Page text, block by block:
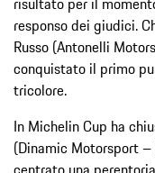
responso dei giudici.
Russo (Antonelli
conquistato il primo
tricolore.
In Michelin Cup ha
(Dinamic Motorsport –